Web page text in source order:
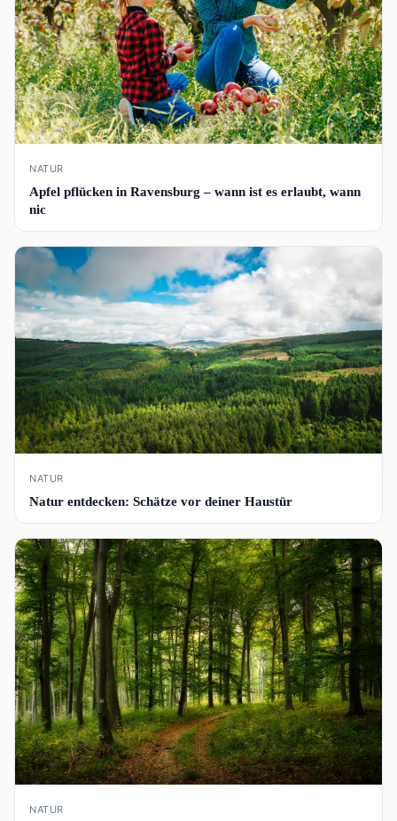
NATUR
Apfel pflücken in Ravensburg – wann ist es erlaubt, wann
nic
📰
NATUR
Natur entdecken: Schätze vor deiner Haustür
📰
NATUR